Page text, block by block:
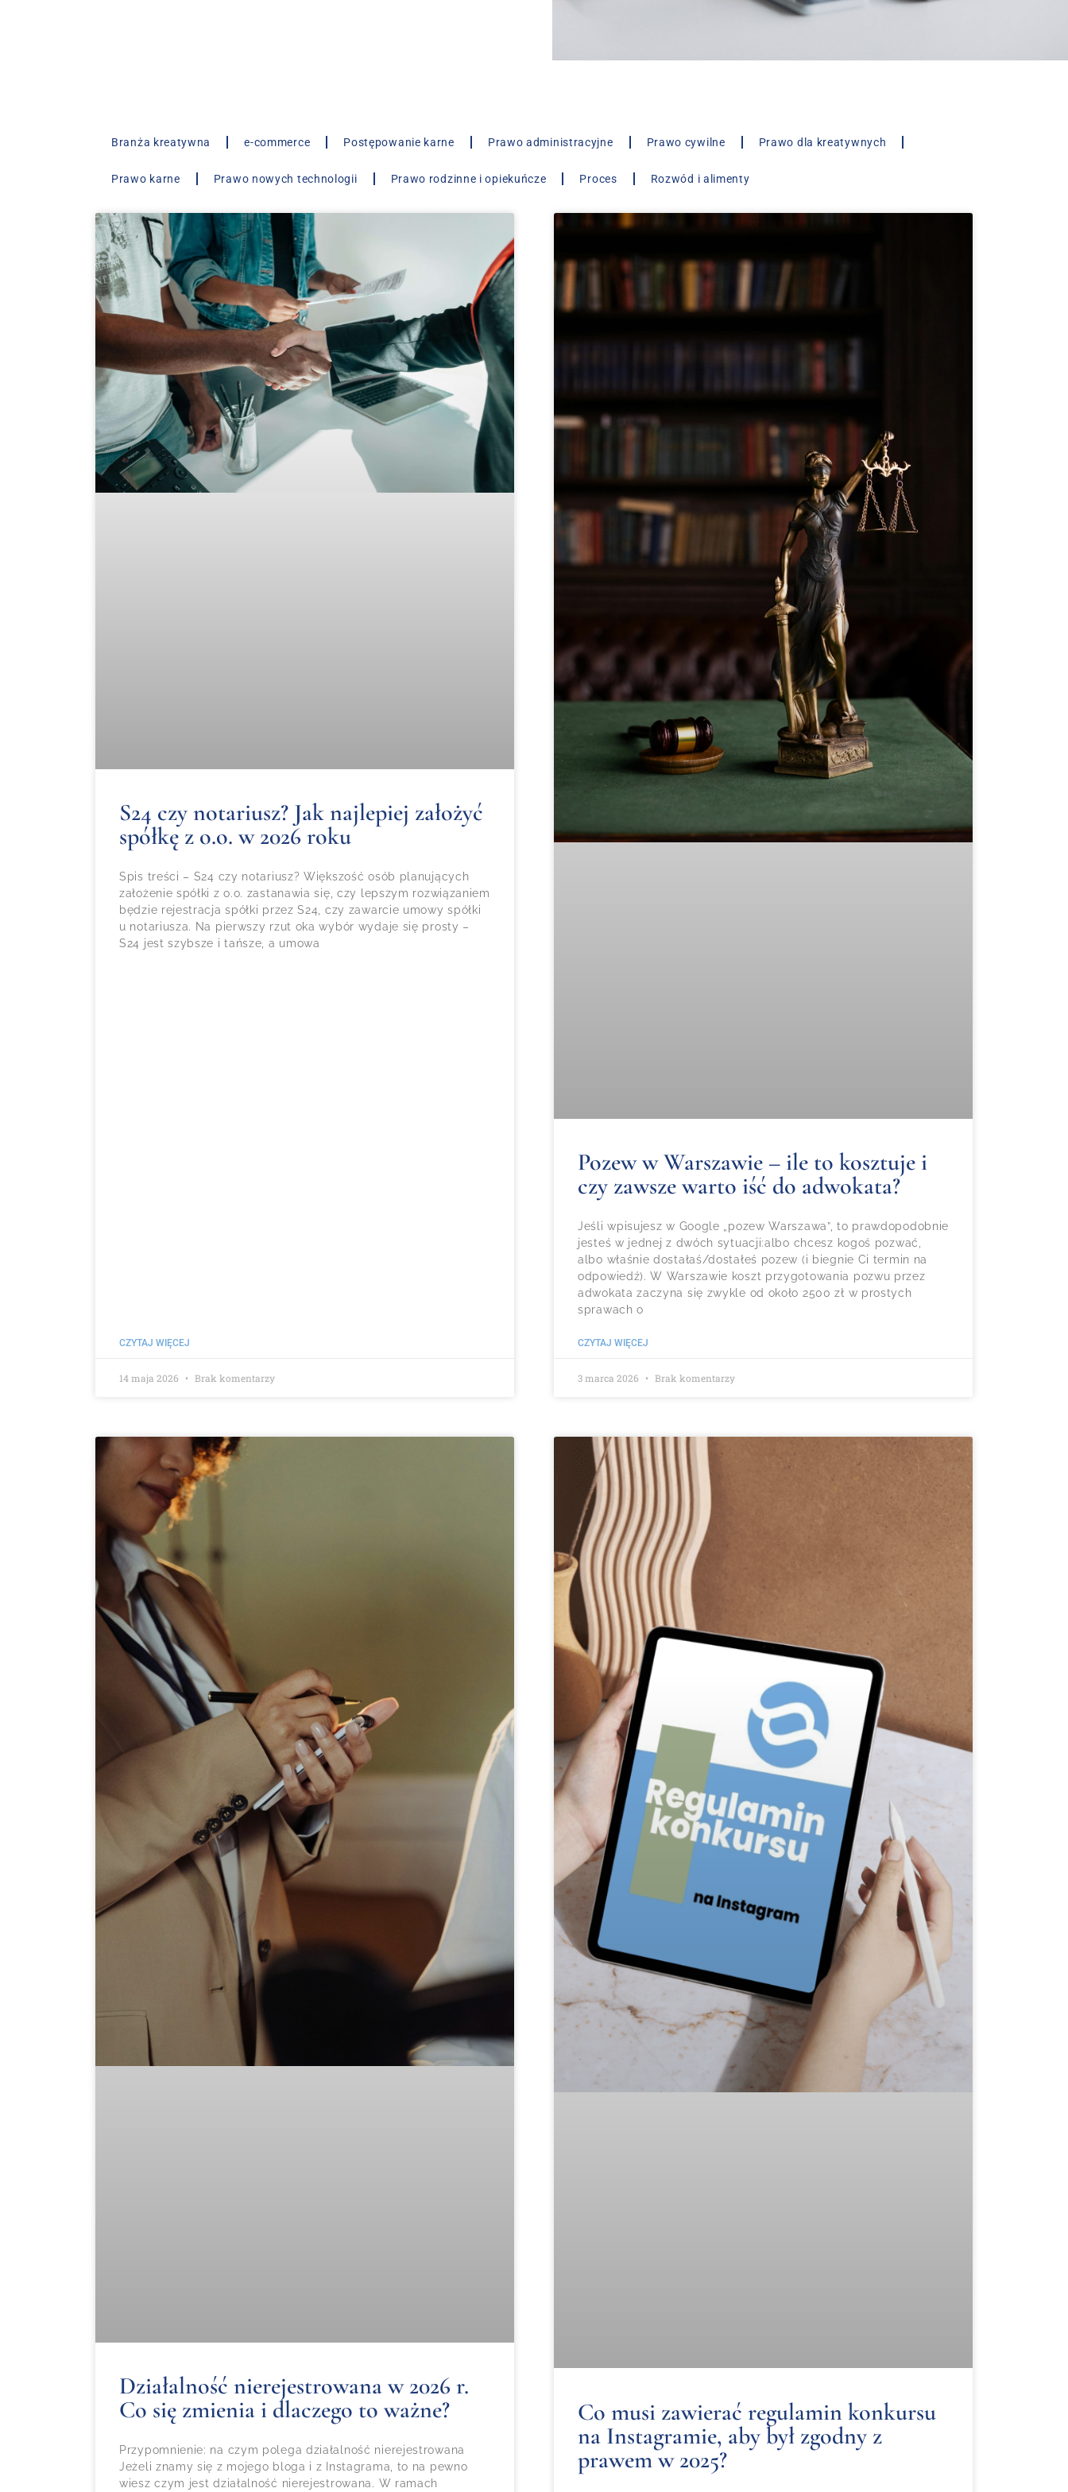
Branża kreatywna e-commerce Postępowanie karne Prawo administracyjne Prawo cywilne Prawo dla kreatywnych
Prawo karne Prawo nowych technologii Prawo rodzinne i opiekuńcze Proces Rozwód i alimenty
S24 czy notariusz? Jak najlepiej założyć
spółkę z o.o. w 2026 roku
Spis treści – S24 czy notariusz? Większość osób planujących
założenie spółki z o.o. zastanawia się, czy lepszym rozwiązaniem
będzie rejestracja spółki przez S24, czy zawarcie umowy spółki
u notariusza. Na pierwszy rzut oka wybór wydaje się prosty –
S24 jest szybsze i tańsze, a umowa
CZYTAJ WIĘCEJ
14 maja 2026 Brak komentarzy
Pozew w Warszawie – ile to kosztuje i
czy zawsze warto iść do adwokata?
Jeśli wpisujesz w Google „pozew Warszawa”, to prawdopodobnie
jesteś w jednej z dwóch sytuacji:albo chcesz kogoś pozwać,
albo właśnie dostałaś/dostałeś pozew (i biegnie Ci termin na
odpowiedź). W Warszawie koszt przygotowania pozwu przez
adwokata zaczyna się zwykle od około 2500 zł w prostych
sprawach o
CZYTAJ WIĘCEJ
3 marca 2026 Brak komentarzy
Działalność nierejestrowana w 2026 r.
Co się zmienia i dlaczego to ważne?
Przypomnienie: na czym polega działalność nierejestrowana
Jeżeli znamy się z mojego bloga i z Instagrama, to na pewno
wiesz czym jest działalność nierejestrowana. W ramach
Co musi zawierać regulamin konkursu
na Instagramie, aby był zgodny z
prawem w 2025?